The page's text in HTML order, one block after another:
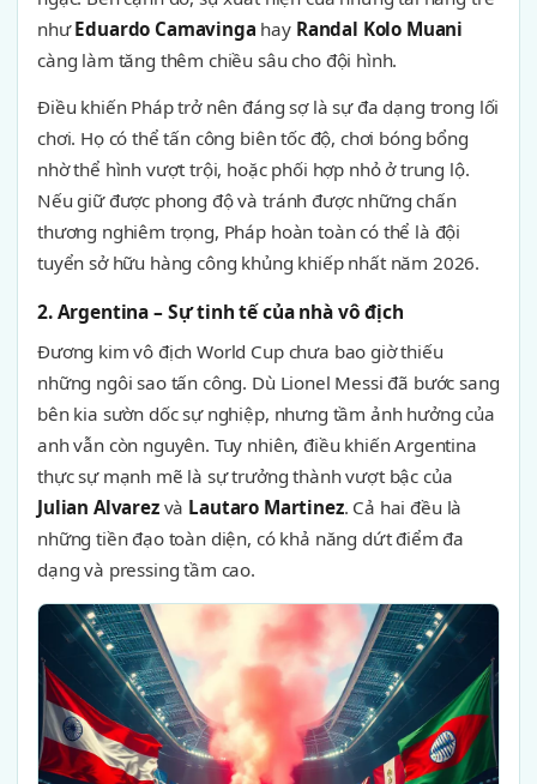
nhưEduardo Camavinga hay Randal Kolo Muani
càng làm tăng thêm chiều sâu cho đội hình.
Điều khiến Pháp trở nên đáng sợ là sự đa dạng trong lối
chơi. Họ có thể tấn công biên tốc độ, chơi bóng bổng
nhờ thể hình vượt trội, hoặc phối hợp nhỏ ở trung lộ.
Nếu giữ được phong độ và tránh được những chấn
thương nghiêm trọng, Pháp hoàn toàn có thể là đội
tuyển sở hữu hàng công khủng khiếp nhất năm 2026.
2. Argentina – Sự tinh tế của nhà vô địch
Đương kim vô địch World Cup chưa bao giờ thiếu
những ngôi sao tấn công. Dù Lionel Messi đã bước sang
bên kia sườn dốc sự nghiệp, nhưng tầm ảnh hưởng của
anh vẫn còn nguyên. Tuy nhiên, điều khiến Argentina
thực sự mạnh mẽ là sự trưởng thành vượt bậc của
Julian Alvarezvà Lautaro Martinez. Cả hai đều là
những tiền đạo toàn diện, có khả năng dứt điểm đa
dạng và pressing tầm cao.